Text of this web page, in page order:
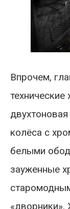
Впрочем,
технические
колёса с
белыми
зауженные